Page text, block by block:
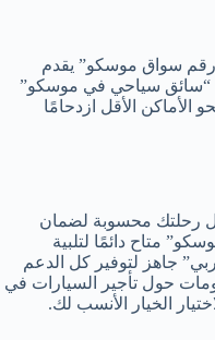
سواق موسكو” يقدم
“سائق سياحي في موسكو”
الأماكن الأقل ازدحامًا
رحلتك محسوبة لضمان
متاح دائمًا لتلبية
جاهز لتوفير كل الدعم
حول تأجير السيارات في
الخيار الأنسب لك.